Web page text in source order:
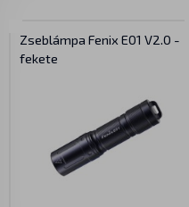
Zseblámpa Fenix E01 V2.0 -
fekete